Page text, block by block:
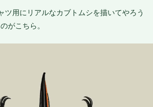
ツ用にリアルなカブトムシを描いてやろう
がこちら。